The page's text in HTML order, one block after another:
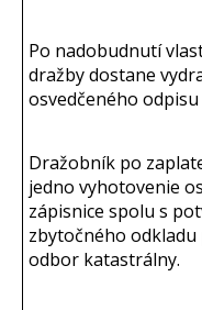
Po nadobudnutí
dražby dostane
osvedčeného
Dražobník po
jedno vyhotovenie
zápisnice spolu s
zbytočného
odbor katastrálny.